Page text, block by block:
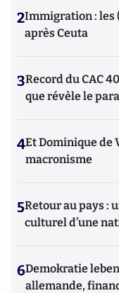
2Immigration : les
après Ceuta
3Record du CAC
que révèle le
4Et Dominique de
macronisme
5Retour au pays :
culturel d’une
6Demokratie
allemande,